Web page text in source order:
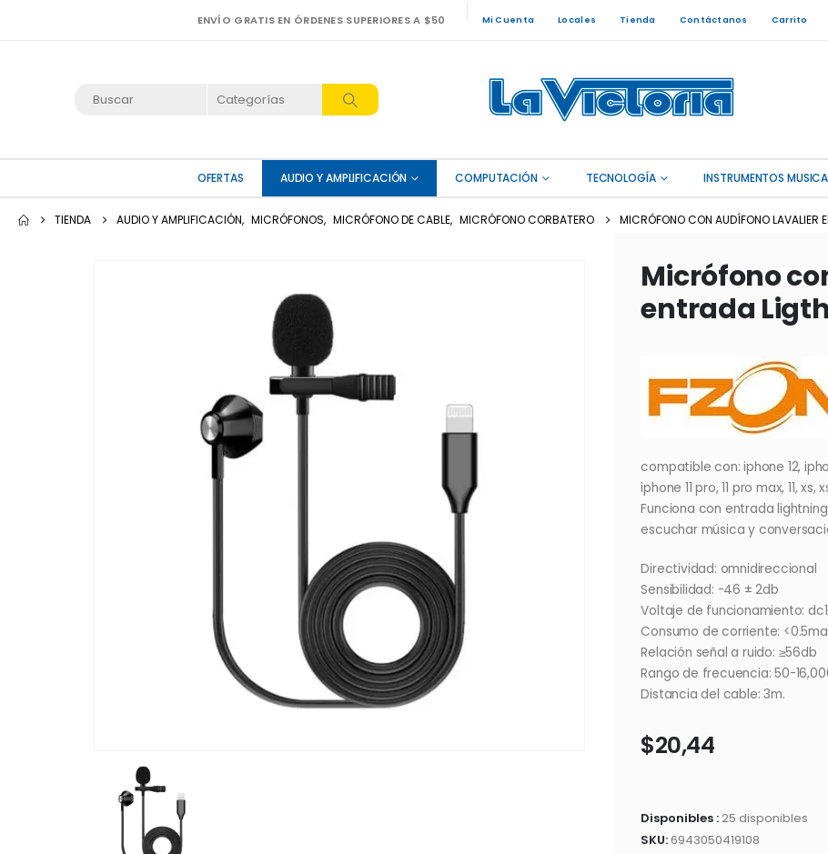
ENVÍO GRATIS EN ÓRDENES SUPERIORES A $50 Mi Cuenta Locales Tienda Contáctanos Carrito
OFERTAS AUDIO Y AMPLIFICACIÓN COMPUTACIÓN TECNOLOGÍA INSTRUMENTOS
TIENDA AUDIO Y AMPLIFICACIÓN, MICRÓFONOS, MICRÓFONO DE CABLE, MICRÓFONO CORBATERO MICRÓFONO CON AUDÍFONO LAVALIER
Micrófono
entrada
compatible con: iphone 12,
iphone 11 pro, 11 pro max, 11,
Funciona con entrada
escuchar música y
Directividad: omnidireccional
Sensibilidad: -46 ± 2db
Voltaje de funcionamiento:
Consumo de corriente: <0.5ma
Relación señal a ruido: ≥56db
Rango de frecuencia: 50-
Distancia del cable: 3m.
$20,44
Disponibles :25 disponibles
SKU:6943050419108